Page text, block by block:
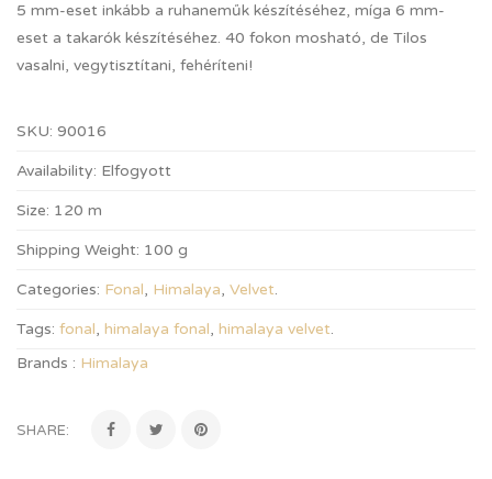
5 mm-eset inkább a ruhaneműk készítéséhez, míga 6 mm-
eset a takarók készítéséhez. 40 fokon mosható, de Tilos
vasalni, vegytisztítani, fehéríteni!
SKU: 90016
Availability: Elfogyott
Size: 120 m
Shipping Weight: 100 g
Categories: Fonal, Himalaya, Velvet.
Tags: fonal, himalaya fonal, himalaya velvet.
Brands : Himalaya
SHARE: